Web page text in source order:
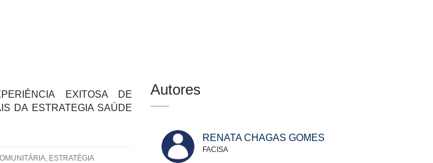
EXITOSA DE
DA ESTRATEGIA SAÚDE
ESTRATÉGIA
Autores
RENATA CHAGAS GOMES
FACISA